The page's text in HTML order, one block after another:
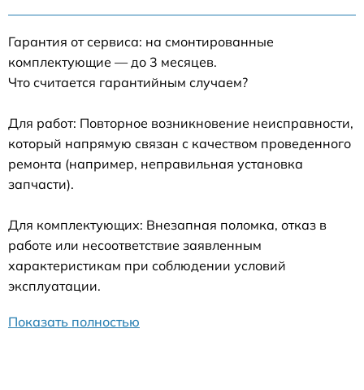
Гарантия от сервиса: на смонтированные
комплектующие — до 3 месяцев.
Что считается гарантийным случаем?
Для работ: Повторное возникновение неисправности,
который напрямую связан с качеством проведенного
ремонта (например, неправильная установка
запчасти).
Для комплектующих: Внезапная поломка, отказ в
работе или несоответствие заявленным
характеристикам при соблюдении условий
эксплуатации.
Показать полностью